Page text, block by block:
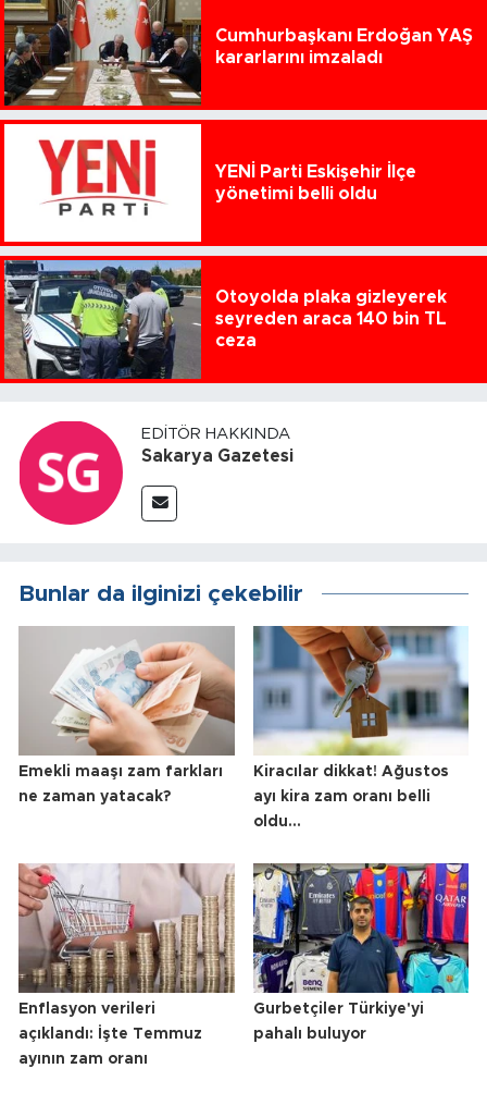
Cumhurbaşkanı Erdoğan YAŞ
kararlarını imzaladı
YENİ Parti Eskişehir İlçe
yönetimi belli oldu
Otoyolda plaka gizleyerek
seyreden araca 140 bin TL
ceza
EDITÖR HAKKINDA
Sakarya Gazetesi
Bunlar da ilginizi çekebilir
Emekli maaşı zam farkları
ne zaman yatacak?
Kiracılar dikkat! Ağustos
ayı kira zam oranı belli
oldu...
Enflasyon verileri
açıklandı: İşte Temmuz
ayının zam oranı
Gurbetçiler Türkiye'yi
pahalı buluyor